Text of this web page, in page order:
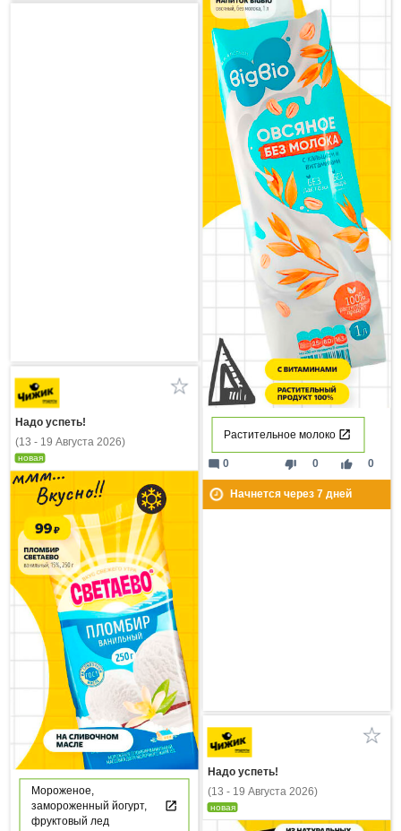
Растительное молоко
thumb_down 0 thumb_up 0
mode_comment 0
Начнется через 7дней
Надо успеть!
(13 - 19 Августа 2026)
новая
Мороженое,
замороженный йогурт,
фруктовый лед
Надо успеть!
(13 - 19 Августа 2026)
новая